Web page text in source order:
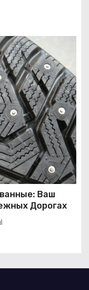
Ваш
Дорогах